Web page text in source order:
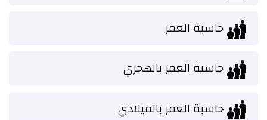
حاسبة العمر
حاسبة العمر بالهجري
حاسبة العمر بالميلادي